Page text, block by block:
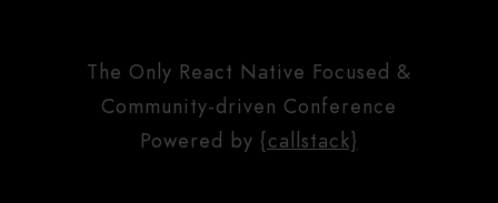
The Only React Native Focused &
Community-driven Conference
Powered by {callstack}